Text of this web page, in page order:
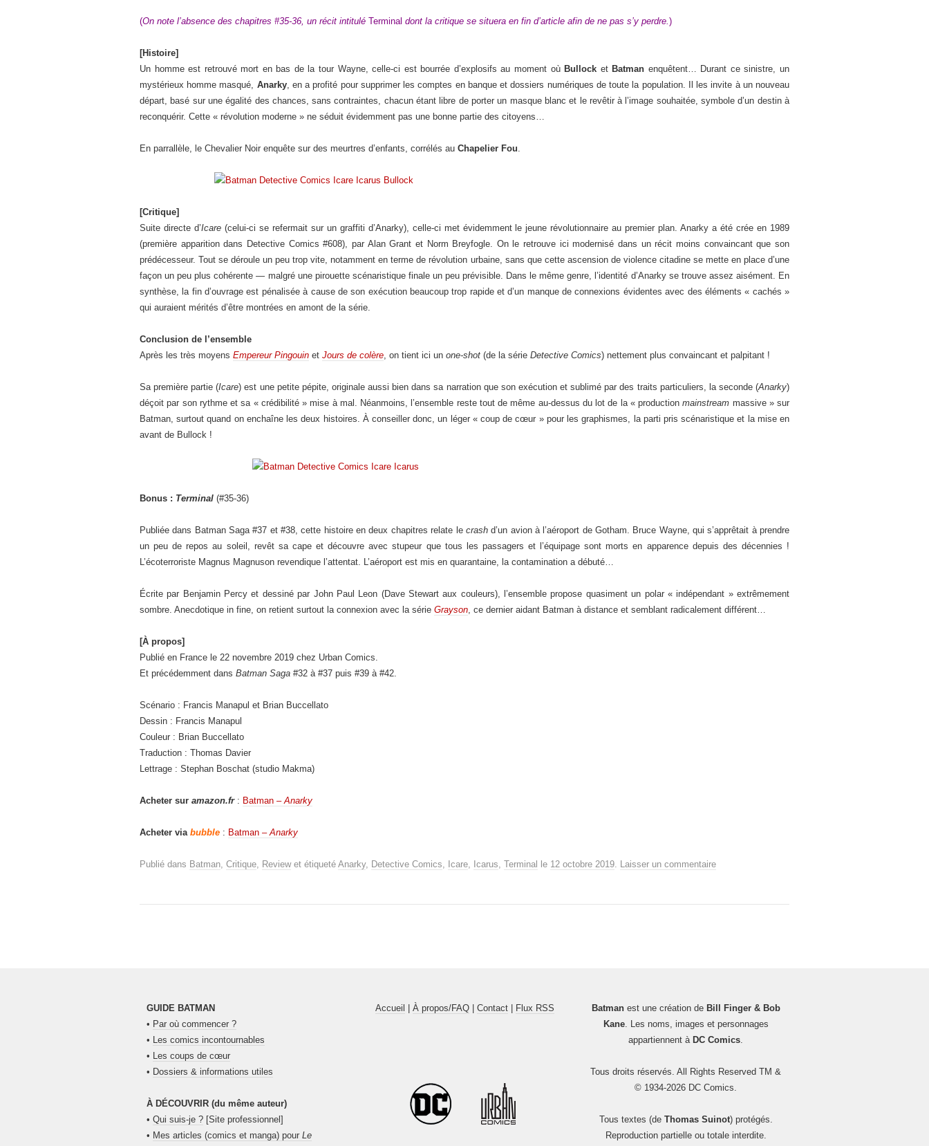
(On note l’absence des chapitres #35-36, un récit intitulé Terminal dont la critique se situera en fin d’article afin de ne pas s’y perdre.)
[Histoire]
Un homme est retrouvé mort en bas de la tour Wayne, celle-ci est bourrée d’explosifs au moment où Bullock et Batman enquêtent… Durant ce sinistre, un
mystérieux homme masqué, Anarky, en a profité pour supprimer les comptes en banque et dossiers numériques de toute la population. Il les invite à un nouveau
départ, basé sur une égalité des chances, sans contraintes, chacun étant libre de porter un masque blanc et le revêtir à l’image souhaitée, symbole d’un destin à
reconquérir. Cette « révolution moderne » ne séduit évidemment pas une bonne partie des citoyens…
En parrallèle, le Chevalier Noir enquête sur des meurtres d’enfants, corrélés au Chapelier Fou.
[Critique]
Suite directe d’Icare(celui-ci se refermait sur un graffiti d’Anarky), celle-ci met évidemment le jeune révolutionnaire au premier plan. Anarky a été crée en 1989
(première apparition dans Detective Comics #608), par Alan Grant et Norm Breyfogle. On le retrouve ici modernisé dans un récit moins convaincant que son
prédécesseur. Tout se déroule un peu trop vite, notamment en terme de révolution urbaine, sans que cette ascension de violence citadine se mette en place d’une
façon un peu plus cohérente — malgré une pirouette scénaristique finale un peu prévisible. Dans le même genre, l’identité d’Anarky se trouve assez aisément. En
synthèse, la fin d’ouvrage est pénalisée à cause de son exécution beaucoup trop rapide et d’un manque de connexions évidentes avec des éléments « cachés »
qui auraient mérités d’être montrées en amont de la série.
Conclusion de l’ensemble
Après les très moyens Empereur Pingouin et Jours de colère, on tient ici un one-shot (de la série Detective Comics) nettement plus convaincant et palpitant !
Sa première partie (Icare) est une petite pépite, originale aussi bien dans sa narration que son exécution et sublimé par des traits particuliers, la seconde (Anarky)
déçoit par son rythme et sa « crédibilité » mise à mal. Néanmoins, l’ensemble reste tout de même au-dessus du lot de la « productionmainstream massive » sur
Batman, surtout quand on enchaîne les deux histoires. À conseiller donc, un léger « coup de cœur » pour les graphismes, la parti pris scénaristique et la mise en
avant de Bullock !
Bonus : Terminal (#35-36)
Publiée dans Batman Saga #37 et #38, cette histoire en deux chapitres relate le crashd’un avion à l’aéroport de Gotham. Bruce Wayne, qui s’apprêtait à prendre
un peu de repos au soleil, revêt sa cape et découvre avec stupeur que tous les passagers et l’équipage sont morts en apparence depuis des décennies !
L’écoterroriste Magnus Magnuson revendique l’attentat. L’aéroport est mis en quarantaine, la contamination a débuté…
Écrite par Benjamin Percy et dessiné par John Paul Leon (Dave Stewart aux couleurs), l’ensemble propose quasiment un polar « indépendant » extrêmement
sombre. Anecdotique in fine, on retient surtout la connexion avec la série Grayson, ce dernier aidant Batman à distance et semblant radicalement différent…
[À propos]
Publié en France le 22 novembre 2019 chez Urban Comics.
Et précédemment dans Batman Saga #32 à #37 puis #39 à #42.
Scénario : Francis Manapul et Brian Buccellato
Dessin : Francis Manapul
Couleur : Brian Buccellato
Traduction : Thomas Davier
Lettrage : Stephan Boschat (studio Makma)
Acheter sur amazon.fr: Batman –Anarky
Acheter via bubble : Batman –Anarky
Publié dans Batman, Critique, Reviewet étiqueté Anarky, Detective Comics, Icare, Icarus, Terminal le 12 octobre 2019. Laisser un commentaire
GUIDE BATMAN
• Par où commencer ?
• Les comics incontournables
• Les coups de cœur
• Dossiers & informations utiles
À DÉCOUVRIR (du même auteur)
• Qui suis-je ? [Site professionnel]
• Mes articles (comics et manga) pour Le
Accueil À propos/FAQ| Contact| Flux RSS Batmanest une création de Bill Finger & Bob
Kane. Les noms, images et personnages
appartiennent à DC Comics.
Tous droits réservés. All Rights Reserved TM &
© 1934-2026 DC Comics.
Tous textes (de Thomas Suinot) protégés.
Reproduction partielle ou totale interdite.